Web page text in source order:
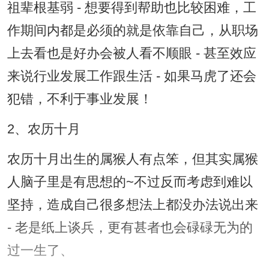
祖辈根基弱 - 想要得到帮助也比较困难，工
作期间内都是必须的就是依靠自己，从职场
上去看也是好办会被人看不顺眼 - 甚至效应
来说行业发展工作跟生活 - 如果马虎了还会
犯错，不利于事业发展！
2、农历十月
农历十月出生的属猴人有点笨，但其实属猴
人脑子里是有思想的~不过反而考虑到难以
坚持，造成自己很多想法上都没办法说出来
- 老是纸上谈兵，更有甚者也会碌碌无为的
过一生了、